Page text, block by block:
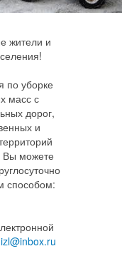
жители и
по уборке
масс с
дорог,
и
Вы можете
способом: